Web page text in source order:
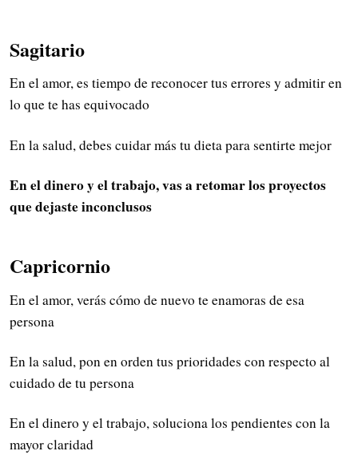
Sagitario
En el amor, es tiempo de reconocer tus errores y admitir en
lo que te has equivocado
En la salud, debes cuidar más tu dieta para sentirte mejor
En el dinero y el trabajo, vas a retomar los proyectos
que dejaste inconclusos
Capricornio
En el amor, verás cómo de nuevo te enamoras de esa
persona
En la salud, pon en orden tus prioridades con respecto al
cuidado de tu persona
En el dinero y el trabajo, soluciona los pendientes con la
mayor claridad